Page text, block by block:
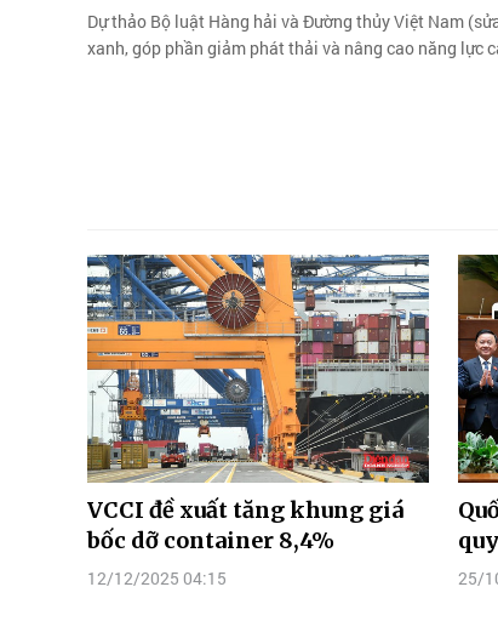
Dự thảo Bộ luật Hàng hải và Đường thủy Việt Nam
xanh, góp phần giảm phát thải và nâng cao năng lực
VCCI đề xuất tăng khung giá
bốc dỡ container 8,4%
12/12/2025 04:15 25/